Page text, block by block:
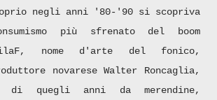
negli anni '80-'90 si scopriva
più sfrenato del boom
nome d'arte del fonico,
novarese Walter Roncaglia,
quegli anni da merendine,